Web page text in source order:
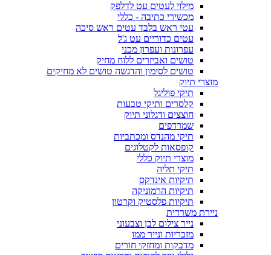
מילוי לעטים עט לדלפק
מכשירי כתיבה - כללי
עטי ראש בלבד עטים ראש סיכה
עטים כדוריים עט ג'ל
עפרונות ועפרון מכני
טושים ואביזרים ללוח מחיק
טושים לסימון והדגשה טושים לא מחיקים
מוצרי תיוק
תיקי פוליגל
קלסרים ותיקי טבעות
חוצצים ודגלוני תיוק
שמרדפים
תיקי מהנדס ומכתביות
קופסאות לקטלוגים
מוצרי תיוק כללי
תיקי תליה
תיקיות אינדקס
תיקיות הרמוניקה
תיקיות פלסטיק וקרטון
ניירת משרדית
נייר צילום לבן וצבעוני
מזכריות ונייר ממו
מדבקות ומחזקי חורים